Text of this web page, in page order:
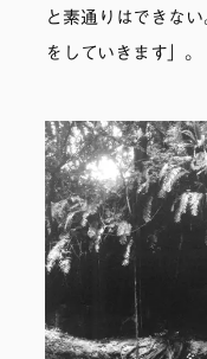
と素通りはできな
をしていきます」。